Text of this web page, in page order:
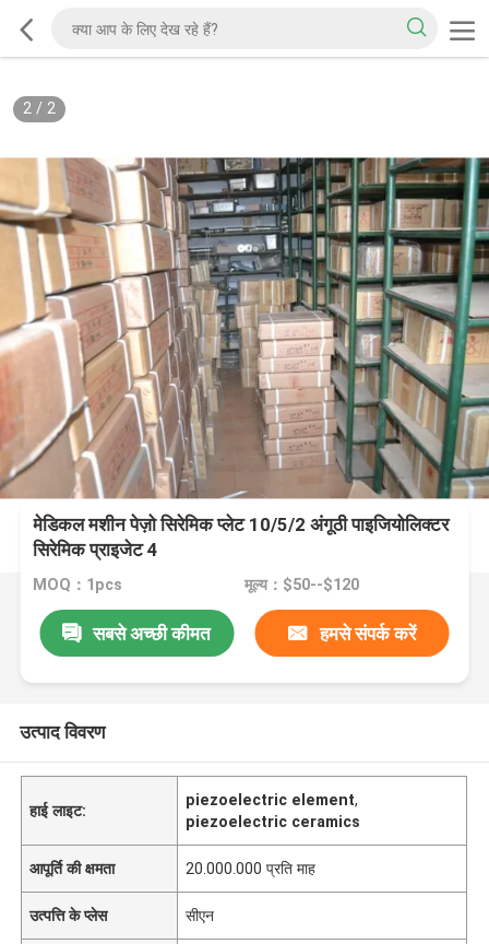
2/ 2
मेडिकल मशीन पेज़ो सिरेमिक प्लेट 10/5/2 अंगूठी पाइजियोलिक्टर
सिरेमिक प्राइजेट 4
MOQ：1pcs मूल्य：$50--$120
सबसे अच्छी कीमत हमसे संपर्क करें
उत्पाद विवरण
हाई लाइट:
piezoelectric element,
piezoelectric ceramics
आपूर्ति की क्षमता 20.000.000 प्रति माह
उत्पत्ति के प्लेस सीएन